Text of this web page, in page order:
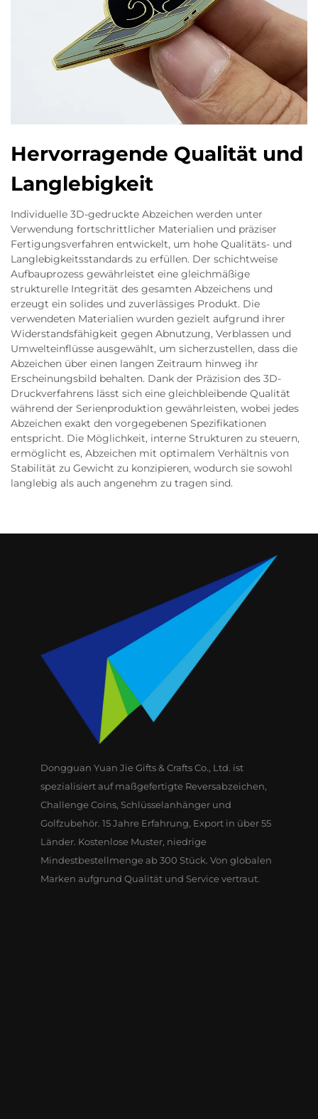
Hervorragende Qualität und
Langlebigkeit
Individuelle 3D-gedruckte Abzeichen werden unter
Verwendung fortschrittlicher Materialien und präziser
Fertigungsverfahren entwickelt, um hohe Qualitäts- und
Langlebigkeitsstandards zu erfüllen. Der schichtweise
Aufbauprozess gewährleistet eine gleichmäßige
strukturelle Integrität des gesamten Abzeichens und
erzeugt ein solides und zuverlässiges Produkt. Die
verwendeten Materialien wurden gezielt aufgrund ihrer
Widerstandsfähigkeit gegen Abnutzung, Verblassen und
Umwelteinflüsse ausgewählt, um sicherzustellen, dass die
Abzeichen über einen langen Zeitraum hinweg ihr
Erscheinungsbild behalten. Dank der Präzision des 3D-
Druckverfahrens lässt sich eine gleichbleibende Qualität
während der Serienproduktion gewährleisten, wobei jedes
Abzeichen exakt den vorgegebenen Spezifikationen
entspricht. Die Möglichkeit, interne Strukturen zu steuern,
ermöglicht es, Abzeichen mit optimalem Verhältnis von
Stabilität zu Gewicht zu konzipieren, wodurch sie sowohl
langlebig als auch angenehm zu tragen sind.
Dongguan Yuan Jie Gifts & Crafts Co., Ltd. ist
spezialisiert auf maßgefertigte Reversabzeichen,
Challenge Coins, Schlüsselanhänger und
Golfzubehör. 15 Jahre Erfahrung, Export in über 55
Länder. Kostenlose Muster, niedrige
Mindestbestellmenge ab 300 Stück. Von globalen
Marken aufgrund Qualität und Service vertraut.